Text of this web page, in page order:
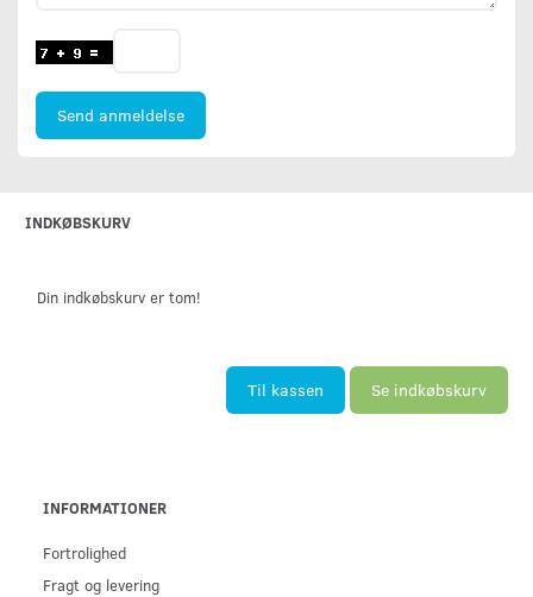
Send anmeldelse
INDKØBSKURV
Din indkøbskurv er tom!
Til kassen Se indkøbskurv
INFORMATIONER
Fortrolighed
Fragt og levering